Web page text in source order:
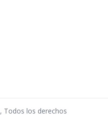
, Todos los derechos